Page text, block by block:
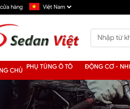
hàng
CHỦ PHỤ TÙNG Ô TÔ ĐỘNG CƠ -